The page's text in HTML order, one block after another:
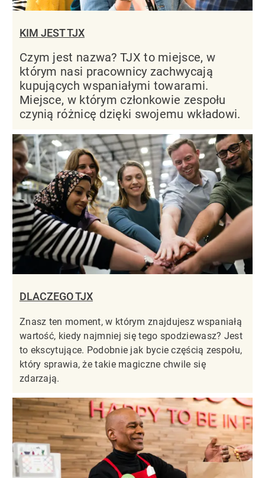
KIM JEST TJX
Czym jest nazwa? TJX to miejsce, w
którym nasi pracownicy zachwycają
kupujących wspaniałymi towarami.
Miejsce, w którym członkowie zespołu
czynią różnicę dzięki swojemu wkładowi.
DLACZEGO TJX
Znasz ten moment, w którym znajdujesz wspaniałą
wartość, kiedy najmniej się tego spodziewasz? Jest
to ekscytujące. Podobnie jak bycie częścią zespołu,
który sprawia, że takie magiczne chwile się
zdarzają.